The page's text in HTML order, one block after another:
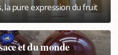
la pure expression du fruit
et du monde